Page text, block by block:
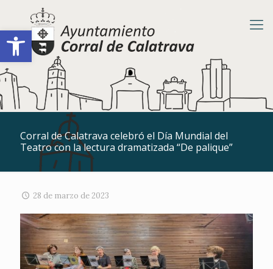
Abrir barra de herramientas
Corral de Calatrava celebró el Día Mundial del
Teatro con la lectura dramatizada “De palique”
28 de marzo de 2023